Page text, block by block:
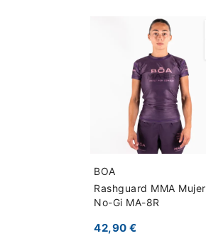
BOA
Rashguard MMA Mujer
No-Gi MA-8R
42,90 €